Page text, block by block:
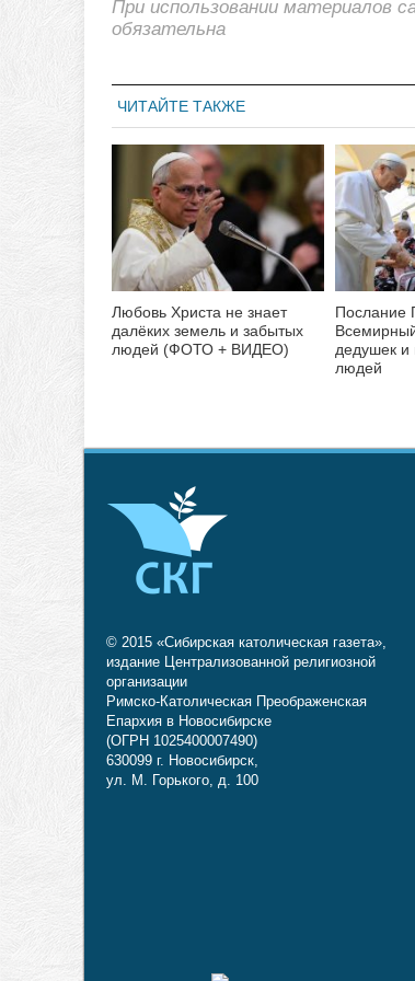
При использовании материалов
обязательна
ЧИТАЙТЕ ТАКЖЕ
Любовь Христа не знает
далёких земель и забытых
людей (ФОТО + ВИДЕО)
Послание
дедушек и
людей
© 2015 «Сибирская католическая газета»,
издание Централизованной религиозной
организации
Римско-Католическая Преображенская
Епархия в Новосибирске
(ОГРН 1025400007490)
630099 г. Новосибирск,
ул. М. Горького, д. 100